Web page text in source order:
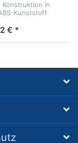
Konstruktion in
Kunststoff
€ *